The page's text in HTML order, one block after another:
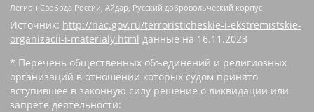
Легион Свобода России, Айдар, Русский добровольческий корпус
Источник: http://nac.gov.ru/terroristicheskie-i-ekstremistskie-
organizacii-i-materialy.html данные на 16.11.2023
* Перечень общественных объединений и религиозных
организаций в отношении которых судом принято
вступившее в законную силу решение о ликвидации или
запрете деятельности: